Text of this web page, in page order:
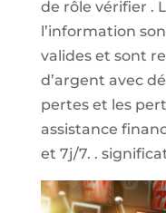
de rôle vérifier .
l’information
valides et sont
d’argent avec
pertes et les
assistance
et 7j/7. .